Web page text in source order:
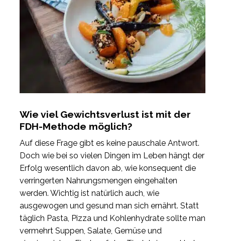
Wie viel Gewichtsverlust ist mit der
FDH-Methode möglich?
Auf diese Frage gibt es keine pauschale Antwort.
Doch wie bei so vielen Dingen im Leben hängt der
Erfolg wesentlich davon ab, wie konsequent die
verringerten Nahrungsmengen eingehalten
werden. Wichtig ist natürlich auch, wie
ausgewogen und gesund man sich ernährt. Statt
täglich Pasta, Pizza und Kohlenhydrate sollte man
vermehrt Suppen, Salate, Gemüse und